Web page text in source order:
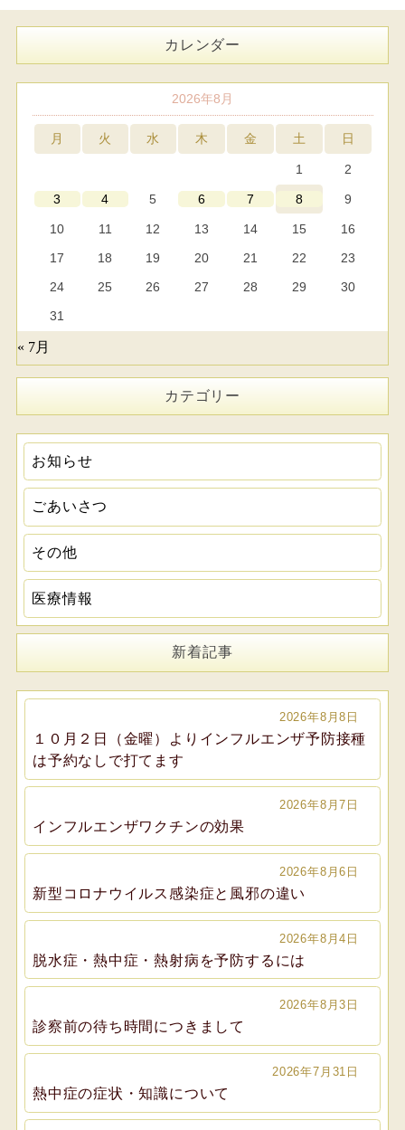
カレンダー
2026年8月
月 火 水 木 金 土 日
1 2
3 4 5 6 7 8 9
10 11 12 13 14 15
16
17
18 19 20 21 22
23
24
25 26 27 28 29
30
31
« 7月
カテゴリー
お知らせ
ごあいさつ
その他
医療情報
新着記事
2026年8月8日
１０月２日（金曜）よりインフルエンザ予防接種
は予約なしで打てます
2026年8月7日
インフルエンザワクチンの効果
2026年8月6日
新型コロナウイルス感染症と風邪の違い
2026年8月4日
脱水症・熱中症・熱射病を予防するには
2026年8月3日
診察前の待ち時間につきまして
2026年7月31日
熱中症の症状・知識について